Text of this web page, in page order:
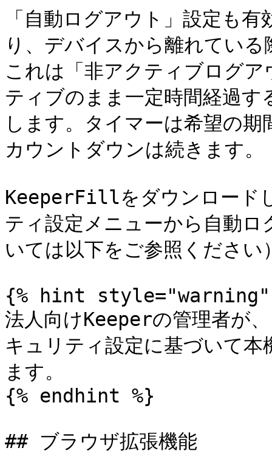
「自動ログアウト」設定も
り、デバイスから離れてい
これは「非アクティブログ
ティブのまま一定時間経過
します。タイマーは希望の
カウントダウンは続きます。
KeeperFillをダウンロード
ティ設定メニューから自動
いては以下をご参照ください
{% hint style="warning"
法人向けKeeperの管理者が
キュリティ設定に基づいて
ます。
{% endhint %}
## ブラウザ拡張機能